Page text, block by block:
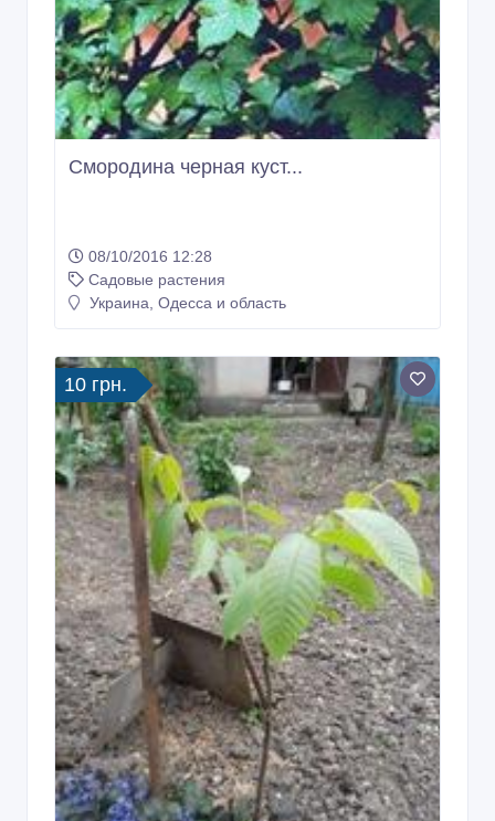
Смородина черная куст...
08/10/2016 12:28
Садовые растения
Украина, Одесса и область
10 грн.